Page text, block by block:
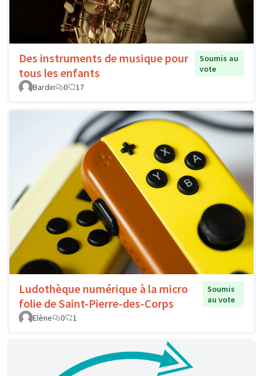
Des instruments de musique pour
tous les enfants
Soumis au
vote
Bardin
0 17
Ludothèque numérique à la micro
folie de Saint-Pierre-des-Corps
Soumis
au vote
Elène
0 1